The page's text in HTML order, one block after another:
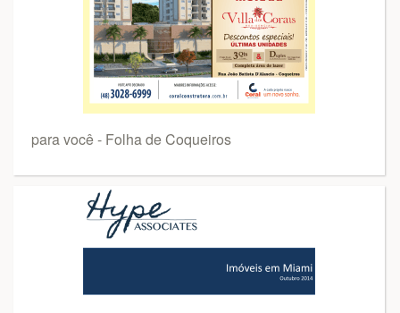
para você - Folha de Coqueiros